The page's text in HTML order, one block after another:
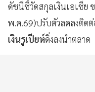
ดัชนีชี้วัดสกุลเงินเอเชีย
พ.ค.69)ปรับตัวลดลงติด
เงินรูเปียห์ดิ่งลงนำตลาด